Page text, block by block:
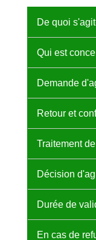
De quoi
Qui est
Demande
Retour et
Traitement
Décision
Durée de
En cas de